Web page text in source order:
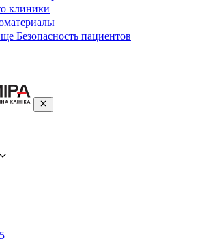
клиники
Безопасность пациентов